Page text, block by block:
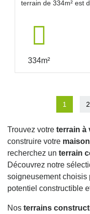
terrain de 334m² est
334m²
1 2
Trouvez votre terrain à
construire votre
recherchez un terrain
Découvrez notre
soigneusement choisis
potentiel constructible
Nos terrains